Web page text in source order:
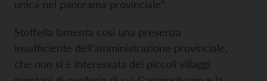
unica nel panorama provinciale”.
Stoffella lamenta così una presenza
insufficiente dell’amministrazione provinciale,
che non si è interessata dei piccoli villaggi